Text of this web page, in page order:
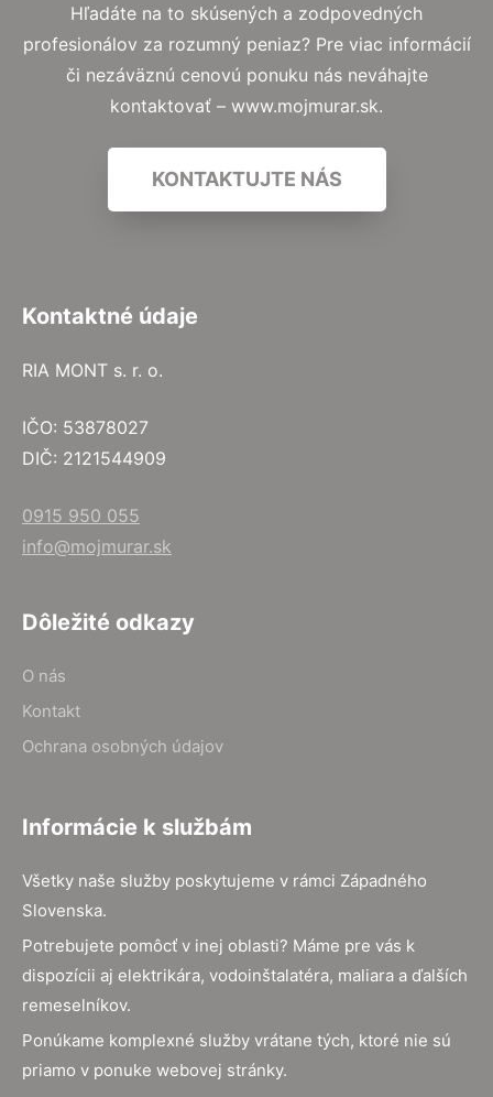
Hľadáte na to skúsených a zodpovedných
profesionálov za rozumný peniaz? Pre viac informácií
či nezáväznú cenovú ponuku nás neváhajte
kontaktovať – www.mojmurar.sk.
KONTAKTUJTE NÁS
Kontaktné údaje
RIA MONT s. r. o.
IČO: 53878027
DIČ: 2121544909
0915 950 055
info@mojmurar.sk
Dôležité odkazy
O nás
Kontakt
Ochrana osobných údajov
Informácie k službám
Všetky naše služby poskytujeme v rámci Západného
Slovenska.
Potrebujete pomôcť v inej oblasti? Máme pre vás k
dispozícii aj elektrikára, vodoinštalatéra, maliara a ďalších
remeselníkov.
Ponúkame komplexné služby vrátane tých, ktoré nie sú
priamo v ponuke webovej stránky.